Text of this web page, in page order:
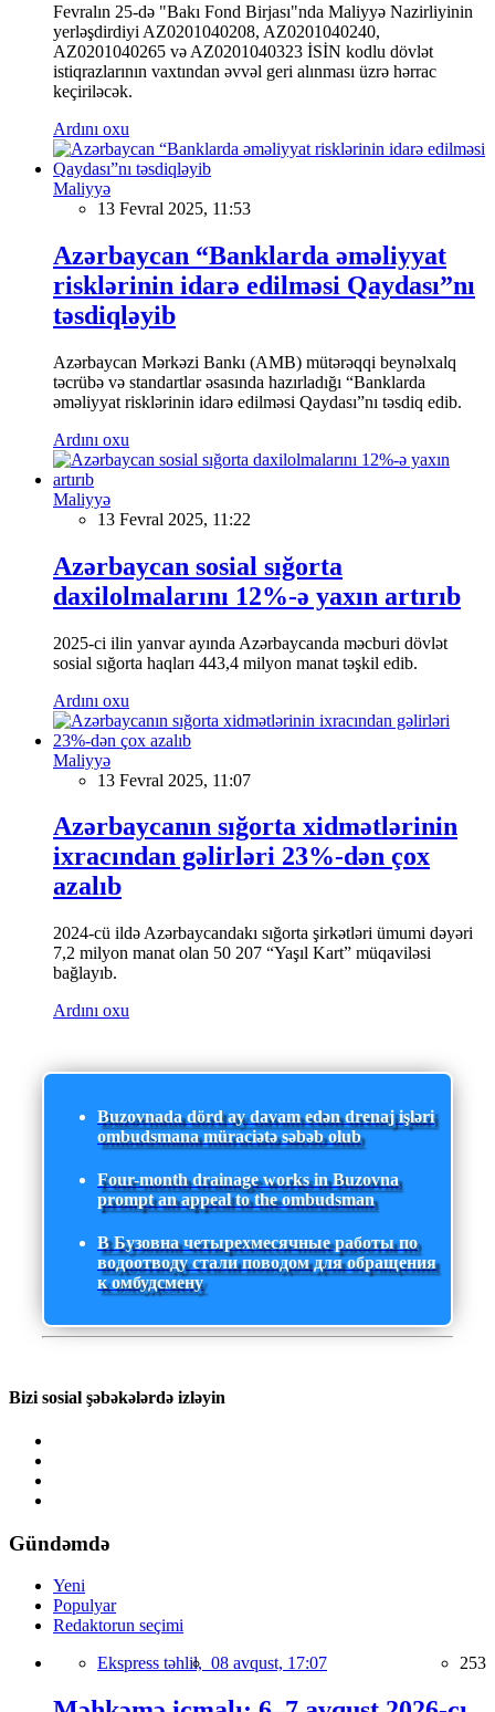
Fevralın 25-də "Bakı Fond Birjası"nda Maliyyə Nazirliyinin
yerləşdirdiyi AZ0201040208, AZ0201040240,
AZ0201040265 və AZ0201040323 İSİN kodlu dövlət
istiqrazlarının vaxtından əvvəl geri alınması üzrə hərrac
keçiriləcək.
Ardını oxu
Maliyyə
13 Fevral 2025, 11:53
Azərbaycan “Banklarda əməliyyat
risklərinin idarə edilməsi Qaydası”nı
təsdiqləyib
Azərbaycan Mərkəzi Bankı (AMB) mütərəqqi beynəlxalq
təcrübə və standartlar əsasında hazırladığı “Banklarda
əməliyyat risklərinin idarə edilməsi Qaydası”nı təsdiq edib.
Ardını oxu
Maliyyə
13 Fevral 2025, 11:22
Azərbaycan sosial sığorta
daxilolmalarını 12%-ə yaxın artırıb
2025-ci ilin yanvar ayında Azərbaycanda məcburi dövlət
sosial sığorta haqları 443,4 milyon manat təşkil edib.
Ardını oxu
Maliyyə
13 Fevral 2025, 11:07
Azərbaycanın sığorta xidmətlərinin
ixracından gəlirləri 23%-dən çox
azalıb
2024-cü ildə Azərbaycandakı sığorta şirkətləri ümumi dəyəri
7,2 milyon manat olan 50 207 “Yaşıl Kart” müqaviləsi
bağlayıb.
Ardını oxu
Buzovnada dörd ay davam edən drenaj işləri
ombudsmana müraciətə səbəb olub
Four-month drainage works in Buzovna
prompt an appeal to the ombudsman
В Бузовна четырехмесячные работы по
водоотводу стали поводом для обращения
к омбудсмену
Bizi sosial şəbəkələrdə izləyin
Gündəmdə
Yeni
Populyar
Redaktorun seçimi
Ekspress təhlil, 08 avqust, 17:07 253